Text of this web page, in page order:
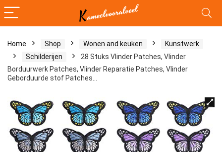
Home Shop Wonen and keuken
Kunstwerk
Schilderijen
28 Stuks Vlinder Patches, Vlinder
Borduurwerk Patches, Vlinder Reparatie Patches, Vlinder
Geborduurde stof Patches…